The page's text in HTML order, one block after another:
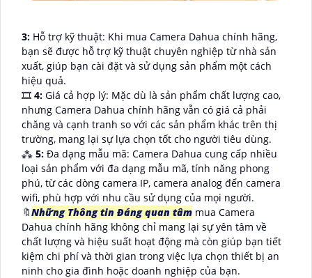
3: Hỗ trợ kỹ thuật: Khi mua Camera Dahua chính hãng,
bạn sẽ được hỗ trợ kỹ thuật chuyên nghiệp từ nhà sản
xuất, giúp bạn cài đặt và sử dụng sản phẩm một cách
hiệu quả.
🎞 4: Giá cả hợp lý: Mặc dù là sản phẩm chất lượng cao,
nhưng Camera Dahua chính hãng vẫn có giá cả phải
chăng và cạnh tranh so với các sản phẩm khác trên thị
trường, mang lại sự lựa chọn tốt cho người tiêu dùng.
⁂ 5: Đa dạng mẫu mã: Camera Dahua cung cấp nhiều
loại sản phẩm với đa dạng mẫu mã, tính năng phong
phú, từ các dòng camera IP, camera analog đến camera
wifi, phù hợp với nhu cầu sử dụng của mọi người.
🔖Những Thông tin Đáng quan tâm mua Camera
Dahua chính hãng không chỉ mang lại sự yên tâm về
chất lượng và hiệu suất hoạt động mà còn giúp bạn tiết
kiệm chi phí và thời gian trong việc lựa chọn thiết bị an
ninh cho gia đình hoặc doanh nghiệp của bạn.